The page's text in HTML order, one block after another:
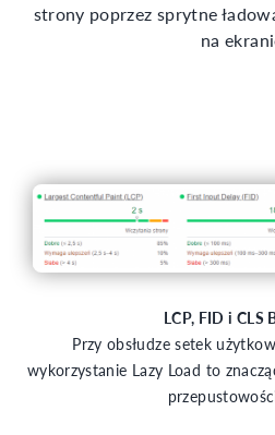
strony poprzez sprytne
na
LCP, FID i CLS
Przy obsłudze setek
wykorzystanie Lazy Load to